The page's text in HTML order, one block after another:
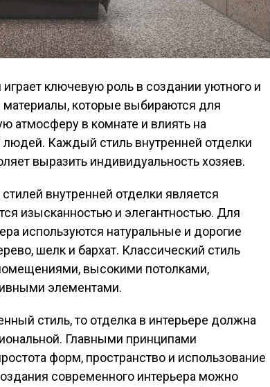
ключевую роль в создании уютного и
материалы, которые выбираются для
атмосферу в комнате и влиять на
Каждый стиль внутренней отделки
выразить индивидуальность хозяев.
внутренней отделки является
изысканностью и элегантностью. Для
используются натуральные и дорогие
шелк и бархат. Классический стиль
высокими потолками,
элементами.
стиль, то отделка в интерьере должна
Главными принципами
форм, пространство и использование
современного интерьера можно